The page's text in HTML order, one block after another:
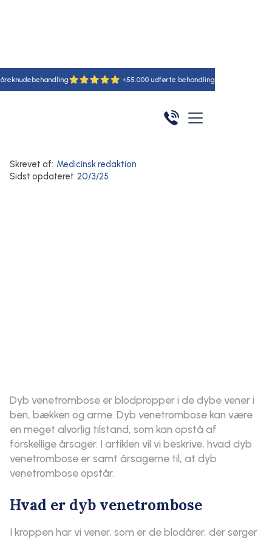
+55.000 udførte behandlinger
Hjem/Artikler/Her
Skrevet af: Medicinsk redaktion
Sidst opdateret 20/3/25
Dyb venetrombose er blodpropper i de dybe vener i
ben, bækken og arme. Dyb venetrombose kan være
en meget alvorlig tilstand, som kan opstå af
forskellige årsager. I artiklen vil vi beskrive, hvad dyb
venetrombose er samt årsagerne til, at dyb
venetrombose opstår.
Hvad er dyb venetrombose
I kroppen har vi vener, som er de blodårer, der sørger